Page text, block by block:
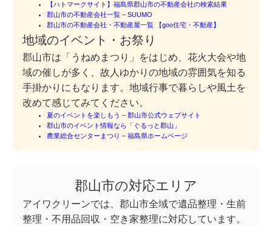
【ハトマークサイト】福島県郡山市の不動産会社の検索結果
郡山市の不動産会社一覧 – SUUMO
郡山市の不動産会社・不動産屋一覧 【goo住宅・不動産】
地域のイベント・お祭り
郡山市は「うねめまつり」をはじめ、花火大会や地
域の催しが多く、故人ゆかりの地域の雰囲気を知る
手掛かりにもなります。地域行事で暮らしや風土を
改めて感じてみてください。
夏のイベントを楽しもう – 郡山市公式ウェブサイト
郡山市のイベント情報なら「ぐるっと郡山」
農業総合センターまつり – 福島県ホームページ
郡山市の対応エリア
アイワクリーンでは、郡山市全域で遺品整理・生前
整理・不用品回収・空き家整理に対応しています。